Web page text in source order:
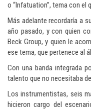
o “Infatuation”, tema con el
Más adelante recordaría a
año pasado, y con quien
Beck Group, y quien le
ese tema, que pertenece al
Con una banda integrada
talento que no necesitaba
Los instrumentistas, seis
hicieron cargo del